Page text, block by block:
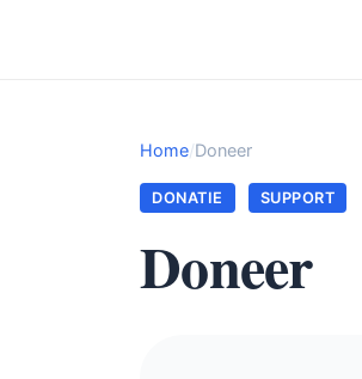
Home/Doneer
DONATIE SUPPORT
Doneer